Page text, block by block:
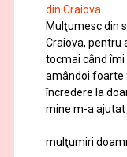
din Craiova
Mulţumesc din
Craiova, pentru
tocmai când
amândoi foarte
încredere la
mine
Romina,
mulţumiri